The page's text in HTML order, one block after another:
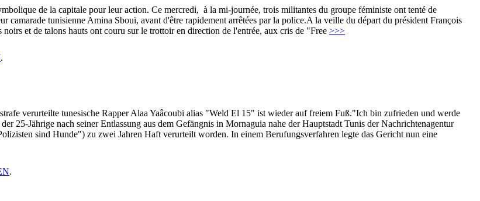
de la capitale pour leur action. Ce mercredi, à la mi-journée, trois militantes du groupe féministe ont tenté de
camarade tunisienne Amina Sbouï, avant d'être rapidement arrêtées par la police.A la veille du départ du président François
et de talons hauts ont couru sur le trottoir en direction de l'entrée, aux cris de "Free >>>
.
verurteilte tunesische Rapper Alaa Yaâcoubi alias "Weld El 15" ist wieder auf freiem Fuß."Ich bin zufrieden und werde
25-Jährige nach seiner Entlassung aus dem Gefängnis in Mornaguia nahe der Hauptstadt Tunis der Nachrichtenagentur
sind Hunde") zu zwei Jahren Haft verurteilt worden. In einem Berufungsverfahren legte das Gericht nun eine
.